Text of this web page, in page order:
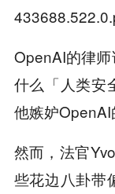
OpenAI的律
什么「人类安
他嫉妒OpenAI
然而，法官
些花边八卦带